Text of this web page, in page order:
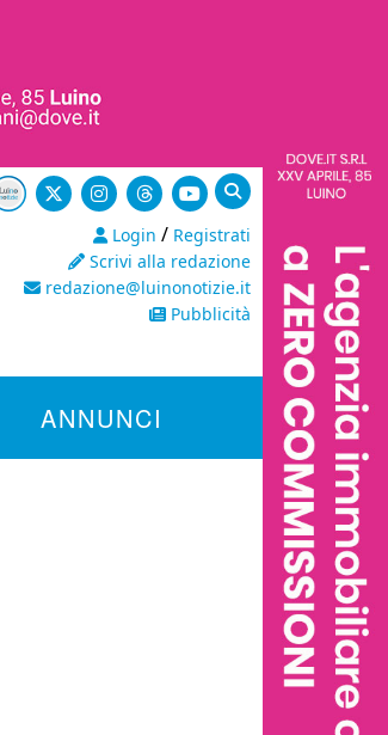
Login / Registrati
Scrivi alla redazione
redazione@luinonotizie.it
Pubblicità
ANNUNCI